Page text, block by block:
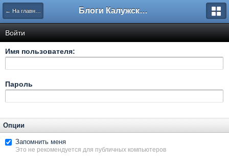
← На главную Блоги Калужского перекрестка
Войти
Имя пользователя:
Пароль
Опции
Запомнить меня
Это не рекомендуется для публичных компьютеров